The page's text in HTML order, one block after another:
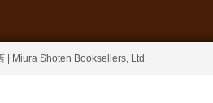
| Miura Shoten Booksellers, Ltd.